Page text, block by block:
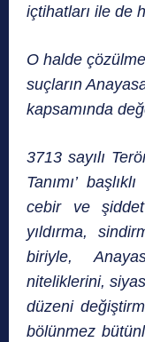
içtihatları ile de
O halde
suçların
kapsamında
3713 sayılı
Tanımı’
cebir ve
yıldırma,
biriyle,
niteliklerini,
düzeni
bölünmez